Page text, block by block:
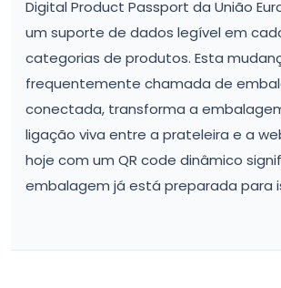
Digital Product Passport da União
um suporte de dados legível em
categorias de produtos. Esta
frequentemente chamada de
conectada, transforma a
ligação viva entre a prateleira e a
hoje com um QR code dinâmico
embalagem já está preparada para